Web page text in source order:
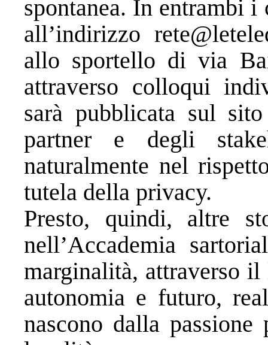
spontanea. In entrambi
all’indirizzo
allo sportello di via
attraverso colloqui
sarà pubblicata sul
partner e degli
naturalmente nel
tutela della privacy.
Presto, quindi, altre
nell’Accademia
marginalità, attraverso
autonomia e futuro,
nascono dalla